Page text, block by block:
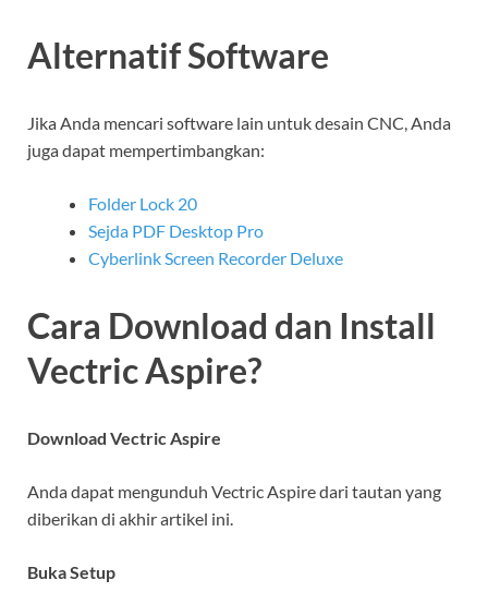
Alternatif Software
Jika Anda mencari software lain untuk desain CNC, Anda
juga dapat mempertimbangkan:
Folder Lock 20
Sejda PDF Desktop Pro
Cyberlink Screen Recorder Deluxe
Cara Download dan Install
Vectric Aspire?
Download Vectric Aspire
Anda dapat mengunduh Vectric Aspire dari tautan yang
diberikan di akhir artikel ini.
Buka Setup